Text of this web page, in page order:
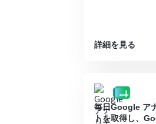
詳細を見る
毎日Google ア
トを取得し、